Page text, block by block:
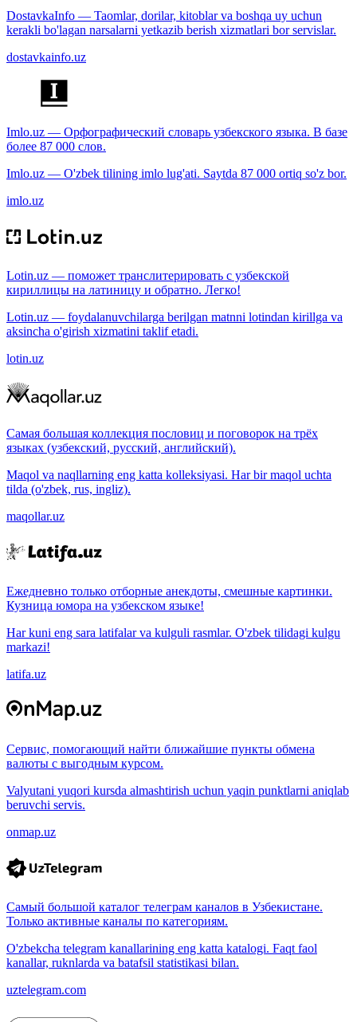
DostavkaInfo — Taomlar, dorilar, kitoblar va boshqa uy uchun
kerakli bo'lagan narsalarni yetkazib berish xizmatlari bor servislar.
dostavkainfo.uz
Imlo.uz — Орфографический словарь узбекского языка. В базе
более 87 000 слов.
Imlo.uz — O'zbek tilining imlo lug'ati. Saytda 87 000 ortiq so'z bor.
imlo.uz
Lotin.uz — поможет транслитерировать с узбекской
кириллицы на латиницу и обратно. Легко!
Lotin.uz — foydalanuvchilarga berilgan matnni lotindan kirillga va
aksincha o'girish xizmatini taklif etadi.
lotin.uz
Самая большая коллекция пословиц и поговорок на трёх
языках (узбекский, русский, английский).
Maqol va naqllarning eng katta kolleksiyasi. Har bir maqol uchta
tilda (o'zbek, rus, ingliz).
maqollar.uz
Ежедневно только отборные анекдоты, смешные картинки.
Кузница юмора на узбекском языке!
Har kuni eng sara latifalar va kulguli rasmlar. O'zbek tilidagi kulgu
markazi!
latifa.uz
Сервис, помогающий найти ближайшие пункты обмена
валюты с выгодным курсом.
Valyutani yuqori kursda almashtirish uchun yaqin punktlarni aniqlab
beruvchi servis.
onmap.uz
Самый большой каталог телеграм каналов в Узбекистане.
Только активные каналы по категориям.
O'zbekcha telegram kanallarining eng katta katalogi. Faqt faol
kanallar, ruknlarda va batafsil statistikasi bilan.
uztelegram.com